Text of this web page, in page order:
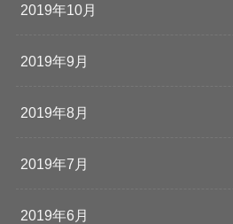
2019年10月
2019年9月
2019年8月
2019年7月
2019年6月